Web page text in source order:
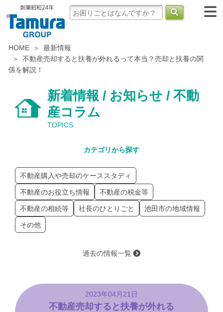
HOME
最新情報
不動産売却すると扶養が外れるって本当？売却と扶養の関
係を解説！
新着情報 / お知らせ / 不動
産コラム
TOPICS
カテゴリから探す
不動産購入や売却のケーススタディ
不動産のお役立ち情報 不動産の税金等
不動産の相続等 社長のひとりごと 池田市の地域情報
その他
過去の情報一覧
2023年04月21日
不動産売却すると扶養が外れる